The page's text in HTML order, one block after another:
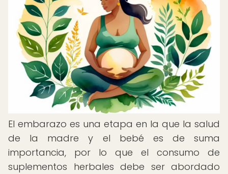
El embarazo es una etapa en la que la salud
de la madre y el bebé es de suma
importancia, por lo que el consumo de
suplementos herbales debe ser abordado